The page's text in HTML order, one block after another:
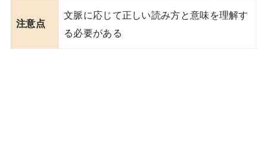
注意点
文脈に応じて正しい読み方と意味を理解す
る必要がある